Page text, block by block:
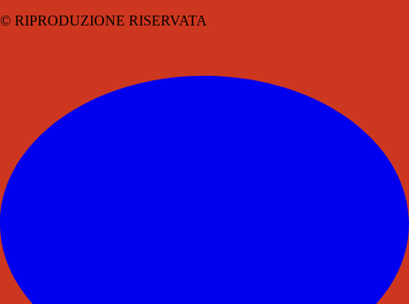
© RIPRODUZIONE RISERVATA